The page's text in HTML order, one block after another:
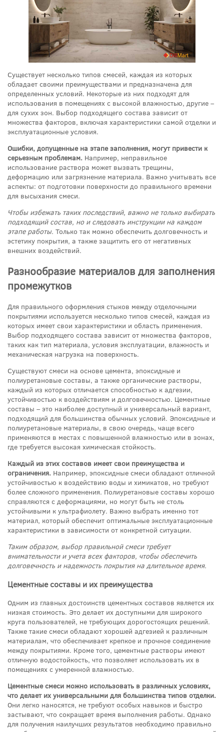
Существует несколько типов смесей, каждая из которых
обладает своими преимуществами и предназначена для
определенных условий. Некоторые из них подходят для
использования в помещениях с высокой влажностью, другие –
для сухих зон. Выбор подходящего состава зависит от
множества факторов, включая характеристики самой отделки и
эксплуатационные условия.
Ошибки, допущенные на этапе заполнения, могут привести к
серьезным проблемам. Например, неправильное
использование раствора может вызвать трещины,
деформацию или загрязнение материала. Важно учитывать все
аспекты: от подготовки поверхности до правильного времени
для высыхания смеси.
Чтобы избежать таких последствий, важно не только выбирать
подходящий состав, но и следовать инструкции на каждом
этапе работы. Только так можно обеспечить долговечность и
эстетику покрытия, а также защитить его от негативных
внешних воздействий.
Разнообразие материалов для заполнения
промежутков
Для правильного оформления стыков между отделочными
покрытиями используется несколько типов смесей, каждая из
которых имеет свои характеристики и область применения.
Выбор подходящего состава зависит от множества факторов,
таких как тип материала, условия эксплуатации, влажность и
механическая нагрузка на поверхность.
Существуют смеси на основе цемента, эпоксидные и
полиуретановые составы, а также органические растворы,
каждый из которых отличается способностью к адгезии,
устойчивостью к воздействиям и долговечностью. Цементные
составы – это наиболее доступный и универсальный вариант,
подходящий для большинства обычных условий. Эпоксидные и
полиуретановые материалы, в свою очередь, чаще всего
применяются в местах с повышенной влажностью или в зонах,
где требуется высокая химическая стойкость.
Каждый из этих составов имеет свои преимущества и
ограничения. Например, эпоксидные смеси обладают отличной
устойчивостью к воздействию воды и химикатов, но требуют
более сложного применения. Полиуретановые составы хорошо
справляются с деформациями, но могут быть не столь
устойчивыми к ультрафиолету. Важно выбрать именно тот
материал, который обеспечит оптимальные эксплуатационные
характеристики в зависимости от конкретной ситуации.
Таким образом, выбор правильной смеси требует
внимательности и учета всех факторов, чтобы обеспечить
долговечность и надежность покрытия на длительное время.
Цементные составы и их преимущества
Одним из главных достоинств цементных составов является их
низкая стоимость. Это делает их доступными для широкого
круга пользователей, не требующих дорогостоящих решений.
Также такие смеси обладают хорошей адгезией к различным
материалам, что обеспечивает крепкое и прочное соединение
между покрытиями. Кроме того, цементные растворы имеют
отличную водостойкость, что позволяет использовать их в
помещениях с умеренной влажностью.
Цементные смеси можно использовать в различных условиях,
что делает их универсальными для большинства типов отделки.
Они легко наносятся, не требуют особых навыков и быстро
застывают, что сокращает время выполнения работы. Однако
для получения наилучших результатов необходимо правильно